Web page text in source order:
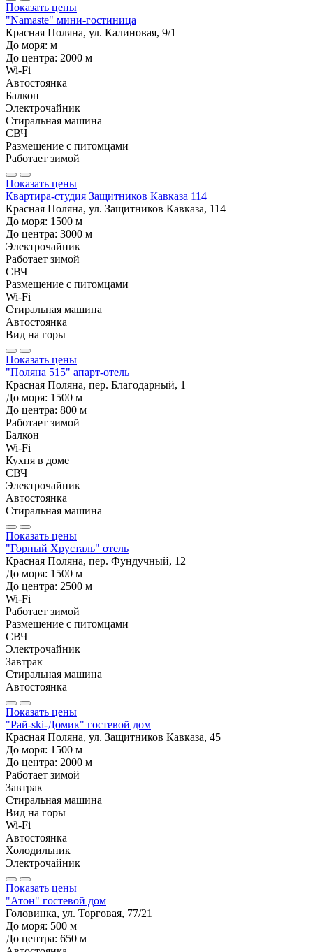
Показать цены
"Namaste" мини-гостиница
Красная Поляна, ул. Калиновая, 9/1
До моря: м
До центра: 2000 м
Wi-Fi
Автостоянка
Балкон
Электрочайник
Стиральная машина
СВЧ
Размещение с питомцами
Работает зимой
Показать цены
Квартира-студия Защитников Кавказа 114
Красная Поляна, ул. Защитников Кавказа, 114
До моря: 1500 м
До центра: 3000 м
Электрочайник
Работает зимой
СВЧ
Размещение с питомцами
Wi-Fi
Стиральная машина
Автостоянка
Вид на горы
Показать цены
"Поляна 515" апарт-отель
Красная Поляна, пер. Благодарный, 1
До моря: 1500 м
До центра: 800 м
Работает зимой
Балкон
Wi-Fi
Кухня в доме
СВЧ
Электрочайник
Автостоянка
Стиральная машина
Показать цены
"Горный Хрусталь" отель
Красная Поляна, пер. Фундучный, 12
До моря: 1500 м
До центра: 2500 м
Wi-Fi
Работает зимой
Размещение с питомцами
СВЧ
Электрочайник
Завтрак
Стиральная машина
Автостоянка
Показать цены
"Рай-ski-Домик" гостевой дом
Красная Поляна, ул. Защитников Кавказа, 45
До моря: 1500 м
До центра: 2000 м
Работает зимой
Завтрак
Стиральная машина
Вид на горы
Wi-Fi
Автостоянка
Холодильник
Электрочайник
Показать цены
"Атон" гостевой дом
Головинка, ул. Торговая, 77/21
До моря: 500 м
До центра: 650 м